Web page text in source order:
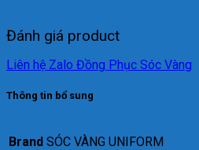
Đánh giá product
Liên hệ Zalo Đồng Phục Sóc Vàng
Thông tin bổ sung
Brand SÓC VÀNG UNIFORM